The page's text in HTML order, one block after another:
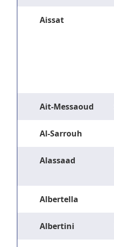
Aissat
Ait-Messaoud
Al-Sarrouh
Alassaad
Albertella
Albertini